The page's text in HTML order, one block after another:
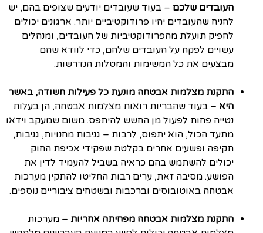
העובדים שלכם – בעוד שעובדים יודעים שצופים בהם, יש
להניח שהעובדים יהיו פרודוקטיביים יותר. ארגונים יכולים
להפיק תועלת מהפרודוקטיביות של העובדים, ומנהלים
עשויים לפקח על העובדים שלהם, כדי לוודא שהם
מבצעים את כל המשימות והמטלות הנדרשות.
התקנת מצלמות אבטחה מונעת כל פעילות חשודה, באשר
היא – בעוד שהבריות רואות מצלמות אבטחה, הן בעלות
נטייה פחות לפעול מן החשש להיתפס. משום שמעקב וידאו
מתעד הכול, הוא יתפוס, לרבות – גניבות מחנויות, גניבות,
תקיפה ופשעים אחרים בקלטת שפקידי אכיפת החוק
יכולים להשתמש בהם כראיה בשביל להעמיד לדין את
הפושע. מסיבה זאת, ערים רבות החליטו להתקין מערכות
אבטחה באוטובוסים וברכבות ובשטחים ציבוריים נוספים.
התקנת מצלמות אבטחה מפחיתה אחריות – מערכות